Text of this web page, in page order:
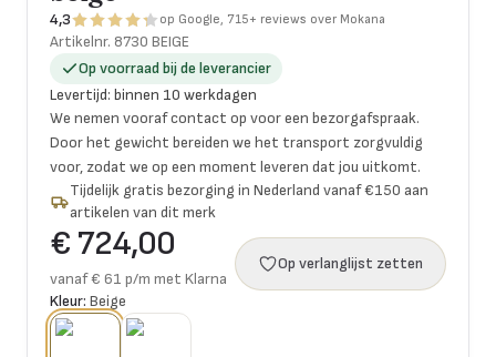
4,3 op Google, 715+ reviews over Mokana
Artikelnr. 8730 BEIGE
Op voorraad bij de leverancier
Levertijd: binnen 10 werkdagen
We nemen vooraf contact op voor een bezorgafspraak.
Door het gewicht bereiden we het transport zorgvuldig
voor, zodat we op een moment leveren dat jou uitkomt.
Tijdelijk gratis bezorging in Nederland vanaf €150 aan
artikelen van dit merk
€ 724,00
vanaf € 61 p/m met Klarna
Op verlanglijst zetten
Kleur: Beige